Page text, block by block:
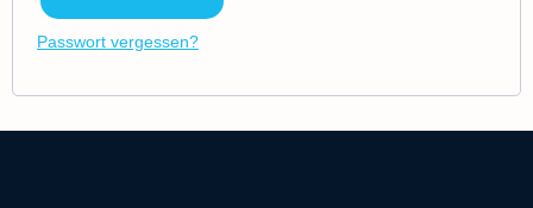
Passwort vergessen?